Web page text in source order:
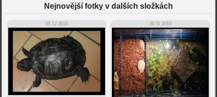
Nejnovější fotky v dalších složkách
05.12.2010 20.11.2010